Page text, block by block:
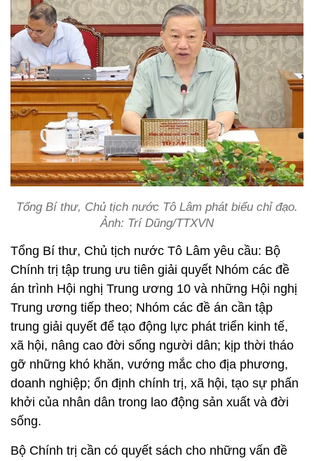
Tổng Bí thư, Chủ tịch nước Tô Lâm phát biểu chỉ đạo.
Ảnh: Trí Dũng/TTXVN
Tổng Bí thư, Chủ tịch nước Tô Lâm yêu cầu: Bộ
Chính trị tập trung ưu tiên giải quyết Nhóm các đề
án trình Hội nghị Trung ương 10 và những Hội nghị
Trung ương tiếp theo; Nhóm các đề án cần tập
trung giải quyết để tạo động lực phát triển kinh tế,
xã hội, nâng cao đời sống người dân; kịp thời tháo
gỡ những khó khăn, vướng mắc cho địa phương,
doanh nghiệp; ổn định chính trị, xã hội, tạo sự phấn
khởi của nhân dân trong lao động sản xuất và đời
sống.
Bộ Chính trị cần có quyết sách cho những vấn đề